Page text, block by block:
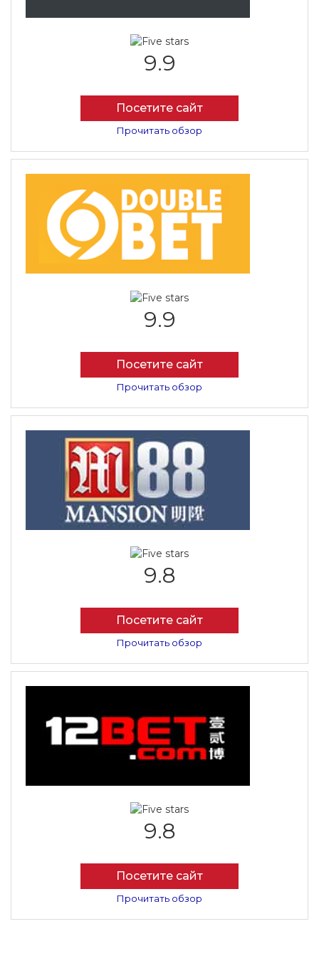
9.9
Посетите сайт
Прочитать обзор
9.9
Посетите сайт
Прочитать обзор
9.8
Посетите сайт
Прочитать обзор
9.8
Посетите сайт
Прочитать обзор